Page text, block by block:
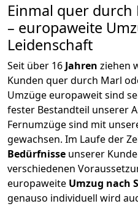
Einmal quer
– europaweite
Leidenschaft
Seit über 16 Jahren ziehen
Kunden quer durch Marl
Umzüge europaweit sind
fester Bestandteil unserer
Fernumzüge sind mit
gewachsen. Im Laufe der
Bedürfnisse unserer
verschiedenen
europaweite Umzug nach
genauso individuell wird